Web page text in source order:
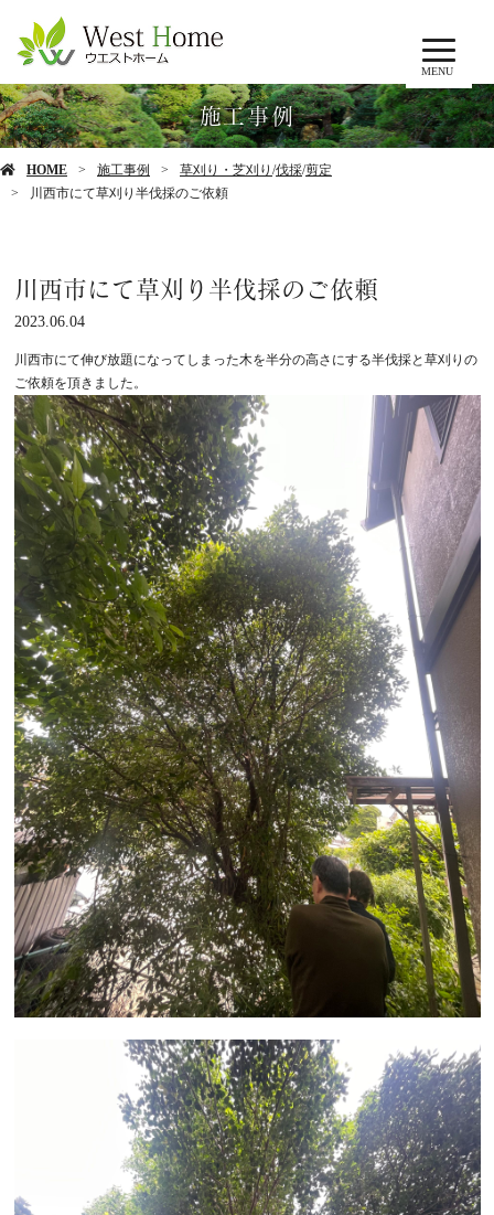
MENU
施工事例
HOME 施工事例 草刈り・芝刈り /伐採/剪定
川西市にて草刈り半伐採のご依頼
川西市にて草刈り半伐採のご依頼
2023.06.04
川西市にて伸び放題になってしまった木を半分の高さにする半伐採と草刈りの
ご依頼を頂きました。